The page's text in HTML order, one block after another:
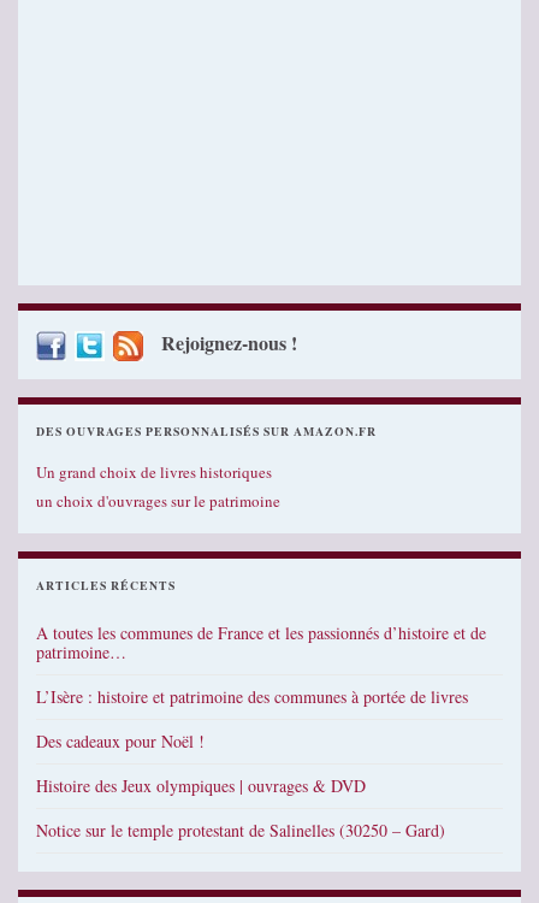
Rejoignez-nous !
DES OUVRAGES PERSONNALISÉS SUR AMAZON.FR
Un grand choix de livres historiques
un choix d'ouvrages sur le patrimoine
ARTICLES RÉCENTS
A toutes les communes de France et les passionnés d’histoire et de
patrimoine…
L’Isère : histoire et patrimoine des communes à portée de livres
Des cadeaux pour Noël !
Histoire des Jeux olympiques | ouvrages & DVD
Notice sur le temple protestant de Salinelles (30250 – Gard)